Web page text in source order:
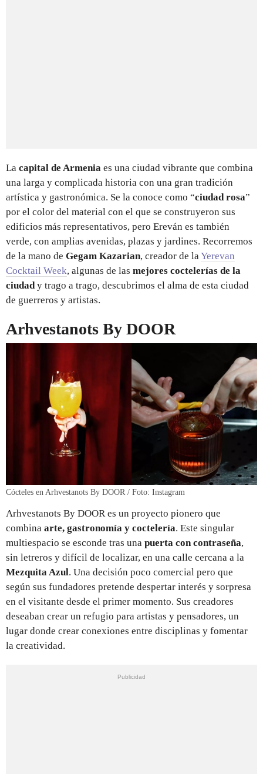
La capital de Armenia es una ciudad vibrante que combina
una larga y complicada historia con una gran tradición
artística y gastronómica. Se la conoce como “ciudad rosa”
por el color del material con el que se construyeron sus
edificios más representativos, pero Ereván es también
verde, con amplias avenidas, plazas y jardines. Recorremos
de la mano de Gegam Kazarian, creador de laYerevan
Cocktail Week, algunas de las mejores coctelerías de la
ciudady trago a trago, descubrimos el alma de esta ciudad
de guerreros y artistas.
Arhvestanots By DOOR
Cócteles en Arhvestanots By DOOR / Foto: Instagram
Arhvestanots By DOOR es un proyecto pionero que
combina arte, gastronomía y coctelería. Este singular
multiespacio se esconde tras una puerta con contraseña,
sin letreros y difícil de localizar, en una calle cercana a la
Mezquita Azul. Una decisión poco comercial pero que
según sus fundadores pretende despertar interés y sorpresa
en el visitante desde el primer momento. Sus creadores
deseaban crear un refugio para artistas y pensadores, un
lugar donde crear conexiones entre disciplinas y fomentar
la creatividad.